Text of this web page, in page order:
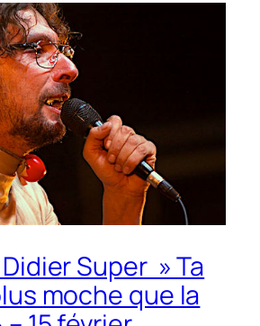
Super » Ta
moche que la